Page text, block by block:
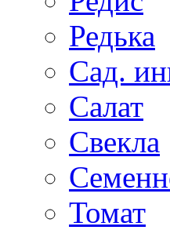
Редька
Сад.
Салат
Свекла
Томат